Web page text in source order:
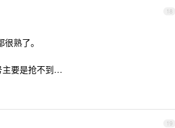
18
熟了。
主要是抢不到…
19